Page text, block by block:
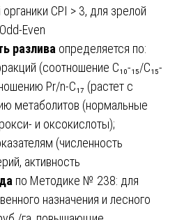
CPI > 3, для зрелой
Even
разлива определяется по:
(соотношение C₁₀-₁₅/С₁₅-
Pr/n-C₁₇ (растет с
метаболитов (нормальные
и оксокислоты);
(численность
активность
по Методике № 238: для
назначения и лесного